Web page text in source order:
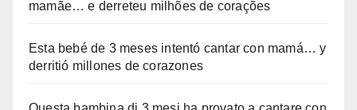
mamãe… e derreteu milhões de corações
Esta bebé de 3 meses intentó cantar con mamá… y
derritió millones de corazones